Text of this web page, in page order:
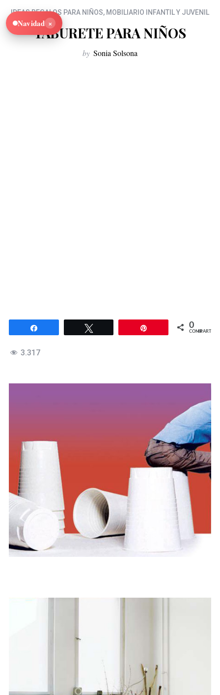
IDEAS REGALOS PARA NIÑOS, MOBILIARIO INFANTIL Y JUVENIL
TABURETE PARA NIÑOS
by Sonia Solsona
0
COMPARTIR
3.317
Navidad ×